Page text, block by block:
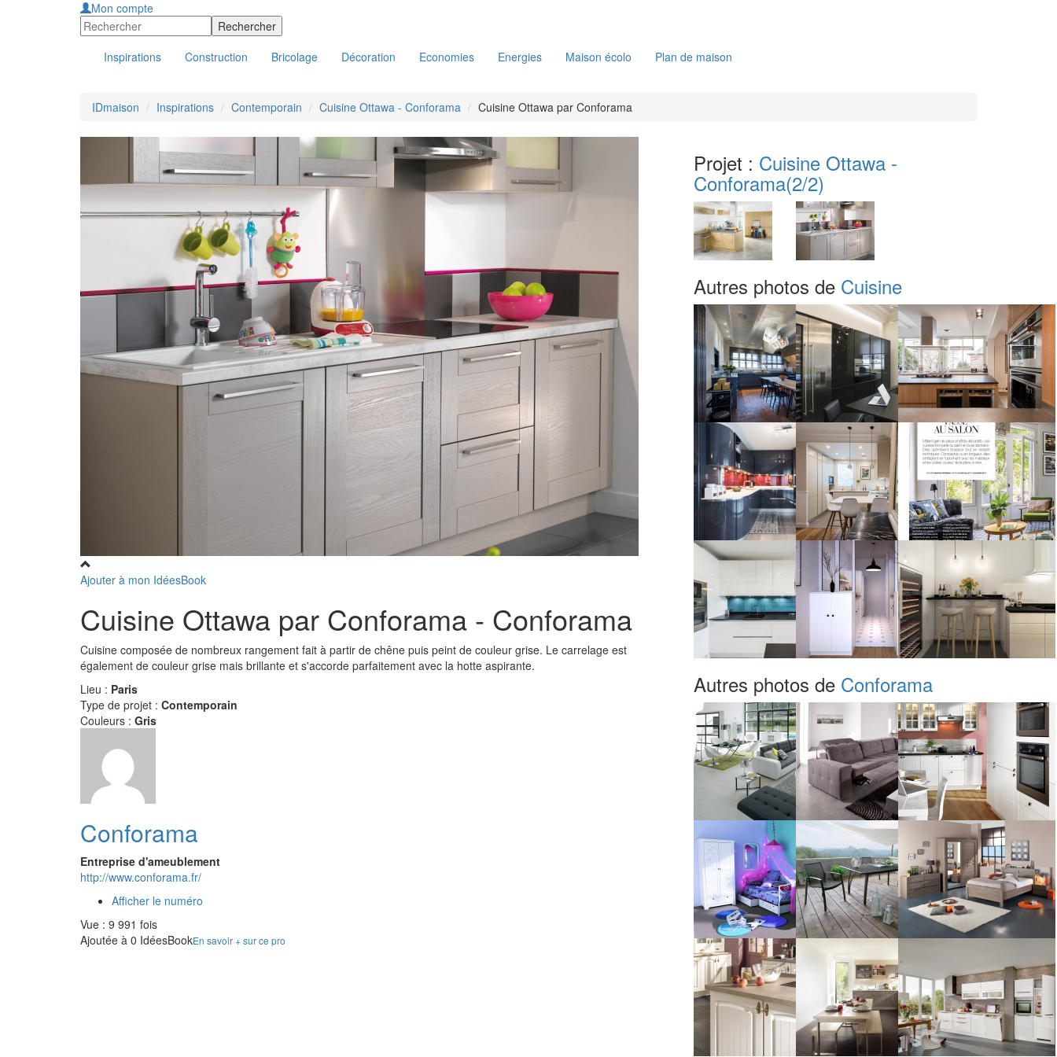
Mon compte
Inspirations Construction Bricolage Décoration Economies Energies Maison écolo Plan de maison
IDmaison Inspirations Contemporain Cuisine Ottawa - Conforama Cuisine Ottawa par Conforama
Ajouter à mon IdéesBook
Cuisine Ottawa par Conforama - Conforama
Cuisine composée de nombreux rangement fait à partir de chêne puis peint de couleur grise. Le carrelage est
également de couleur grise mais brillante et s'accorde parfaitement avec la hotte aspirante.
Lieu : Paris
Type de projet : Contemporain
Couleurs : Gris
Conforama
Entreprise d'ameublement
http://www.conforama.fr/
Afficher le numéro
Vue : 9 991 fois
Ajoutée à 0 IdéesBookEn savoir + sur ce pro
Projet : Cuisine Ottawa -
Conforama(2/2)
Autres photos de Cuisine
Autres photos de Conforama